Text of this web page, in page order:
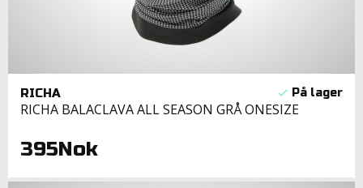
RICHA
RICHA BALACLAVA ALL SEASON GRÅ ONESIZE
395Nok